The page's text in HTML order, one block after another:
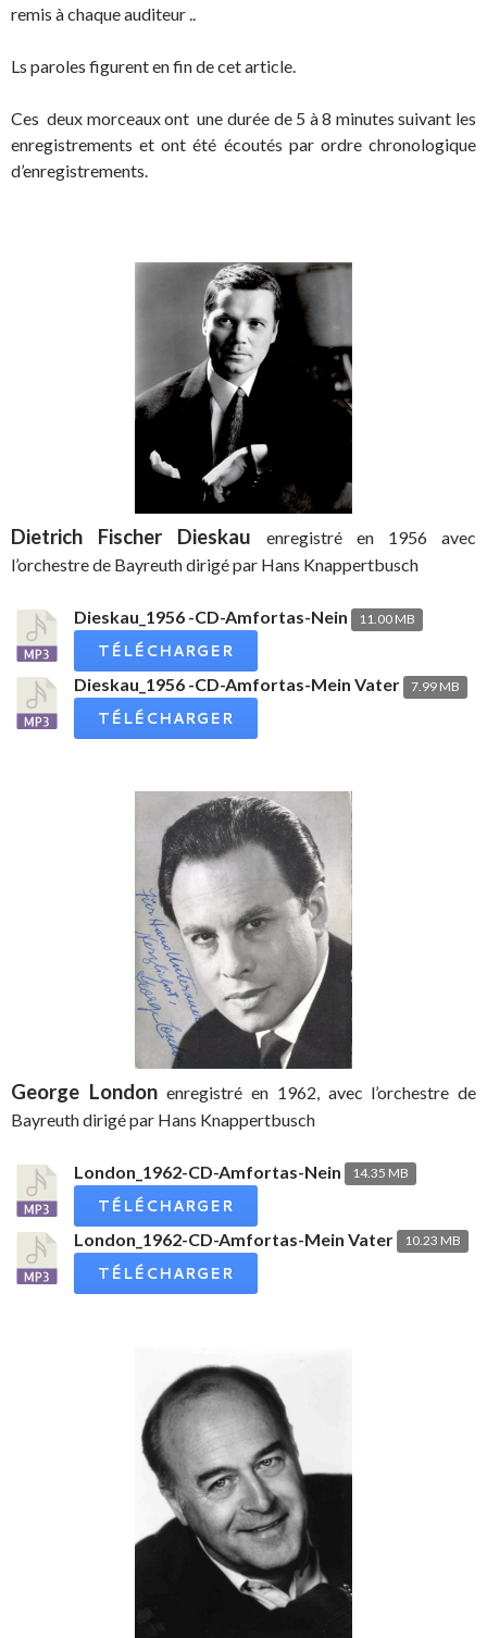
remis à chaque auditeur ..
Ls paroles figurent en fin de cet article.
Ces deux morceaux ont une durée de 5 à 8 minutes suivant les
enregistrements et ont été écoutés par ordre chronologique
d’enregistrements.
Dietrich Fischer Dieskau enregistré en 1956 avec
l’orchestre de Bayreuth dirigé par Hans Knappertbusch
Dieskau_1956 -CD-Amfortas-Nein 11.00 MB
TÉLÉCHARGER
Dieskau_1956 -CD-Amfortas-Mein Vater
7.99 MB
TÉLÉCHARGER
George London enregistré en 1962, avec l’orchestre de
Bayreuth dirigé par Hans Knappertbusch
London_1962-CD-Amfortas-Nein 14.35 MB
TÉLÉCHARGER
London_1962-CD-Amfortas-Mein Vater
10.23 MB
TÉLÉCHARGER